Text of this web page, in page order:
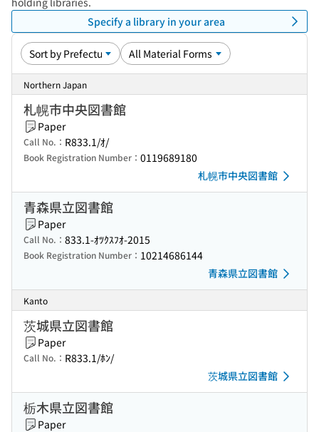
Specify a library in your area
Northern Japan
札幌市中央図書館
Paper
Call No.： R833.1/ｵ/
Book Registration Number： 0119689180
札幌市中央図書館
青森県立図書館
Paper
Call No.： 833.1-ｵﾂｸｽﾌｵ-2015
Book Registration Number： 10214686144
青森県立図書館
Kanto
茨城県立図書館
Paper
Call No.： R833.1/ﾎﾝ/
茨城県立図書館
栃木県立図書館
Paper